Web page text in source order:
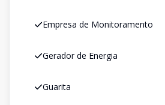
Empresa de Monitoramento
Gerador de Energia
Guarita